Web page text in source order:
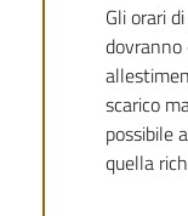
Gli orari
dovranno
scarico
possibile
quella